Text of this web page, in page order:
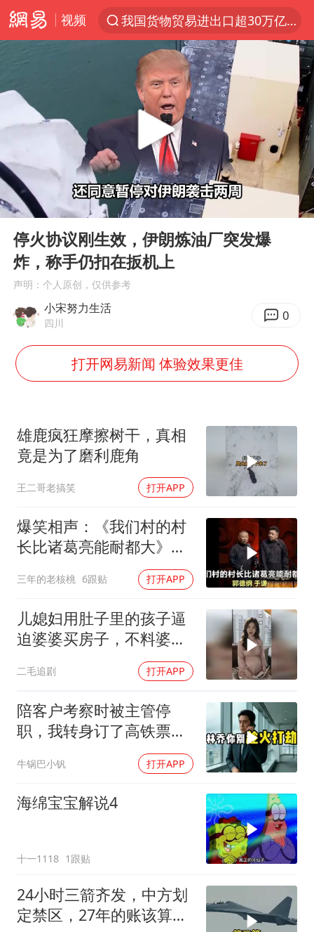
视频
我国货物贸易进出口超30万亿元
上半年我国机械工业经济运行稳中有进
四川宜宾市高县发生4.9级地震
A股三大股指收涨
泰国枪击案凶手先杀祖父母后行凶
国防部回应日本试射“战斧”导弹
女子开一天一夜空调后二氧化碳中毒
向鹏0-3不敌张本智和
江苏发布台风蓝色预警
改名后的“青海拉面”店
东方之约 相约未来
Play
00:00
停火协议刚生效，伊朗炼油厂突发爆
炸，称手仍扣在扳机上
声明：个人原创，仅供参考
小宋努力生活
四川 0
打开网易新闻 体验效果更佳
雄鹿疯狂摩擦树干，真相
竟是为了磨利鹿角
王二哥老搞笑 打开APP
爆笑相声：《我们村的村
长比诸葛亮能耐都大》郭
三年的老核桃 6跟贴 打开APP
儿媳妇用肚子里的孩子逼
迫婆婆买房子，不料婆婆
二毛追剧 打开APP
陪客户考察时被主管停
职，我转身订了高铁票。
2小时后总监急疯了：12
亿合同没你根本签不了
牛锅巴小钒 打开APP
海绵宝宝解说4
十一1118 1跟贴
24小时三箭齐发，中方划
定禁区，27年的账该算